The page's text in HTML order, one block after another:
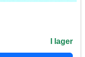
I lager